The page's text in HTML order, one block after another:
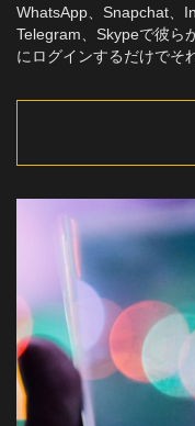
シ
ョ
ン
WhatsApp、Snapchat、
Telegram、Skypeで彼ら
にログインするだけでそ